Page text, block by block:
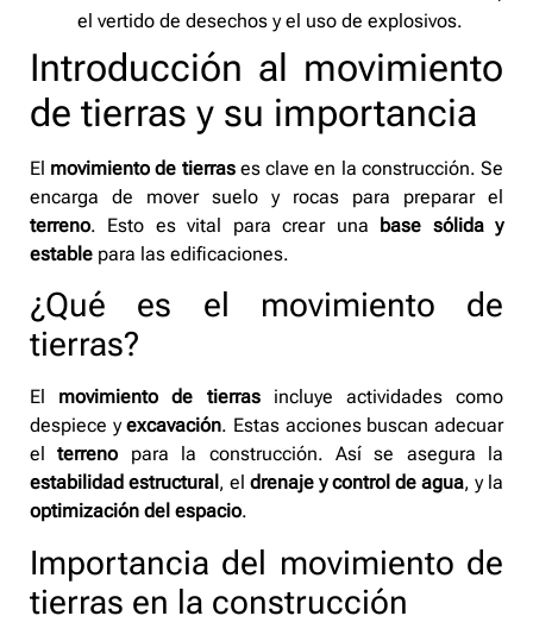
el vertido de desechos y el uso de explosivos.
Introducción al movimiento
de tierras y su importancia
El movimiento de tierrases clave en la construcción. Se
encarga de mover suelo y rocas para preparar el
terreno. Esto es vital para crear una base sólida y
estable para las edificaciones.
¿Qué es el movimiento de
tierras?
El movimiento de tierrasincluye actividades como
despiece yexcavación. Estas acciones buscan adecuar
elterreno para la construcción. Así se asegura la
estabilidad estructural , el drenaje y control de agua, y la
optimización del espacio.
Importancia del movimiento de
tierras en la construcción